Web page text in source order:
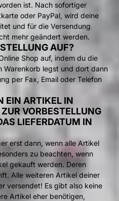
ist. Nach sofortiger
oder PayPal, wird deine
und für die Versendung
mehr geändert werden.
AUF?
Shop auf, indem du die
Warenkorb legst und dort dann
per Fax, Email oder Telefon
EIN ARTIKEL IN
VORBESTELLUNG
LIEFERDATUM IN
erst dann, wenn alle Artikel
zu beachten, wenn
gekauft werden. Deren
Alle weiteren Artikel deiner
versendet! Es gibt also keine
Artikel eher benötigen,